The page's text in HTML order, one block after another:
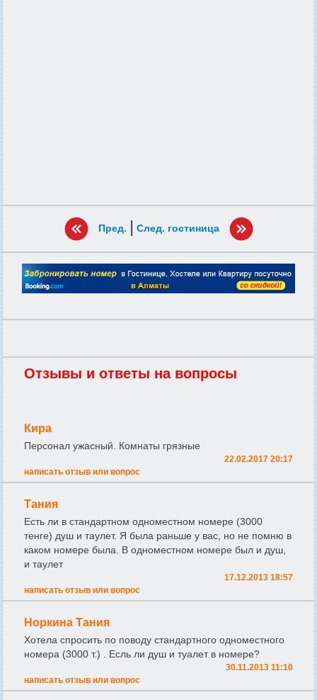
Пред. | След. гостиница
Отзывы и ответы на вопросы
Кира
Персонал ужасный. Комнаты грязные
22.02.2017 20:17
написать отзыв или вопрос
Тания
Есть ли в стандартном одноместном номере (3000
тенге) душ и таулет. Я была раньше у вас, но не помню в
каком номере была. В одноместном номере был и душ,
и таулет
17.12.2013 18:57
написать отзыв или вопрос
Норкина Тания
Хотела спросить по поводу стандартного одноместного
номера (3000 т.) . Есль ли душ и туалет в номере?
30.11.2013 11:10
написать отзыв или вопрос